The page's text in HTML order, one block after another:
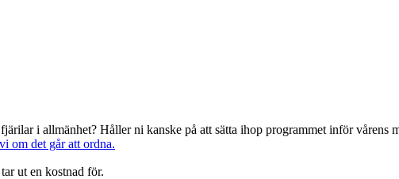
i allmänhet? Håller ni kanske på att sätta ihop programmet inför vårens
om det går att ordna.
ut en kostnad för.